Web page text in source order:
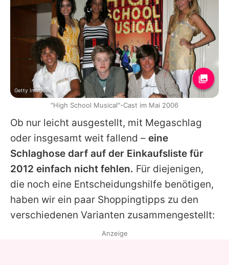
Ob nur leicht ausgestellt, mit Megaschlag
oder insgesamt weit fallend – eine
Schlaghose darf auf der Einkaufsliste für
2012 einfach nicht fehlen. Für diejenigen,
die noch eine Entscheidungshilfe benötigen,
haben wir ein paar Shoppingtipps zu den
verschiedenen Varianten zusammengestellt:
Getty Images
"High School Musical"-Cast im Mai 2006
Anzeige